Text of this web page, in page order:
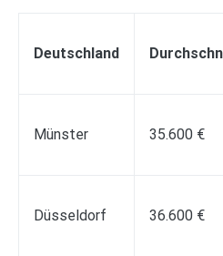
Deutschland
Münster 35.600 €
Düsseldorf 36.600 €